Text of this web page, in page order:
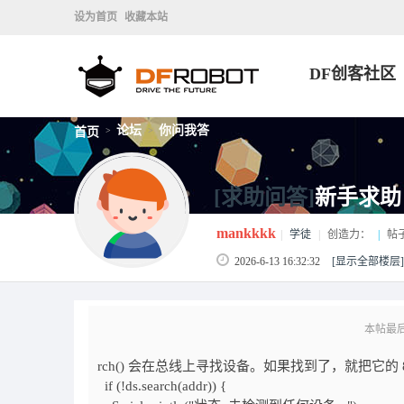
设为首页 收藏本站
DF创客社区
首页 > 论坛 > 你问我答
[求助问答]新手求
mankkkk 学徒 创造力： 帖
2026-6-13 16:32:32 [显示全部楼层]
本帖最
rch() 会在总线上寻找设备。如果找到了，就把它的
if (!ds.search(addr)) {